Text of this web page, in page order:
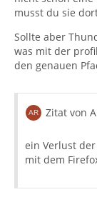
musst du sie
Sollte aber
was mit der
den genauen
Zitat von
ein Verlust
mit dem